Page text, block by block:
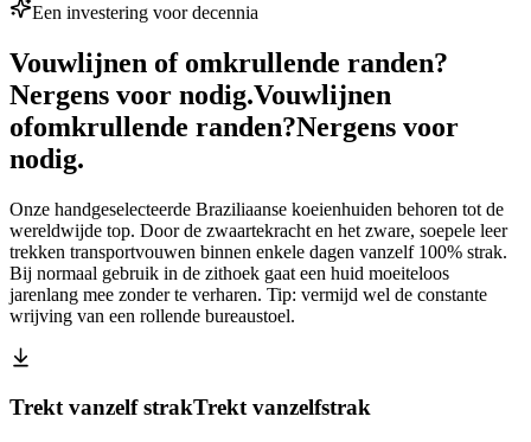
Een investering voor decennia
Vouwlijnen of omkrullende randen?
Nergens voor nodig.Vouwlijnen
ofomkrullende randen?Nergens voor
nodig.
Onze handgeselecteerde Braziliaanse koeienhuiden behoren tot de
wereldwijde top. Door de zwaartekracht en het zware, soepele leer
trekken transportvouwen binnen enkele dagen vanzelf 100% strak.
Bij normaal gebruik in de zithoek gaat een huid moeiteloos
jarenlang mee zonder te verharen. Tip: vermijd wel de constante
wrijving van een rollende bureaustoel.
Trekt vanzelf strakTrekt vanzelfstrak